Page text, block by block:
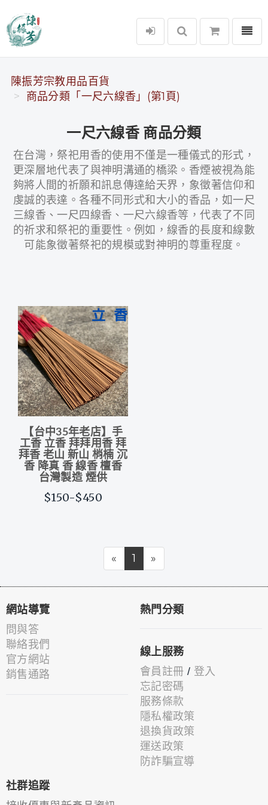
陳振芳宗教用品百貨
選單
陳振芳宗教用品百貨
商品分類「一尺六線香」(第1頁)
一尺六線香 商品分類
在台灣，祭祀用香的使用不僅是一種儀式的形式，
更深層地代表了與神明溝通的橋梁。香煙被視為能
夠將人間的祈願和訊息傳達給天界，象徵著信仰和
虔誠的表達。各種不同形式和大小的香品，如一尺
三線香、一尺四線香、一尺六線香等，代表了不同
的祈求和祭祀的重要性。例如，線香的長度和線數
可能象徵著祭祀的規模或對神明的尊重程度。
【台中35年老店】手
工香 立香 拜拜用香 拜
拜香 老山 新山 梢楠 沉
香 降真 香 線香 檀香
台灣製造 煙供
$150-$450
« 1 »
網站導覽
問與答
聯絡我們
官方網站
銷售通路
熱門分類
線上服務
會員註冊 / 登入
忘記密碼
服務條款
隱私權政策
退換貨政策
運送政策
防詐騙宣導
社群追蹤